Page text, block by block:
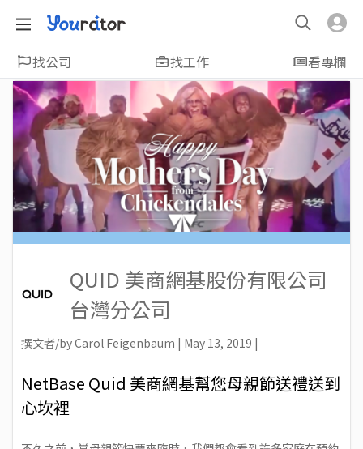
找公司 找工作 看專欄
QUID 美商網基股份有限公司
台灣分公司
撰文者/by Carol Feigenbaum | May 13, 2019 |
2020-05-08
Views: 6101
NetBase Quid 美商網基幫您母親節送禮送到
心坎裡